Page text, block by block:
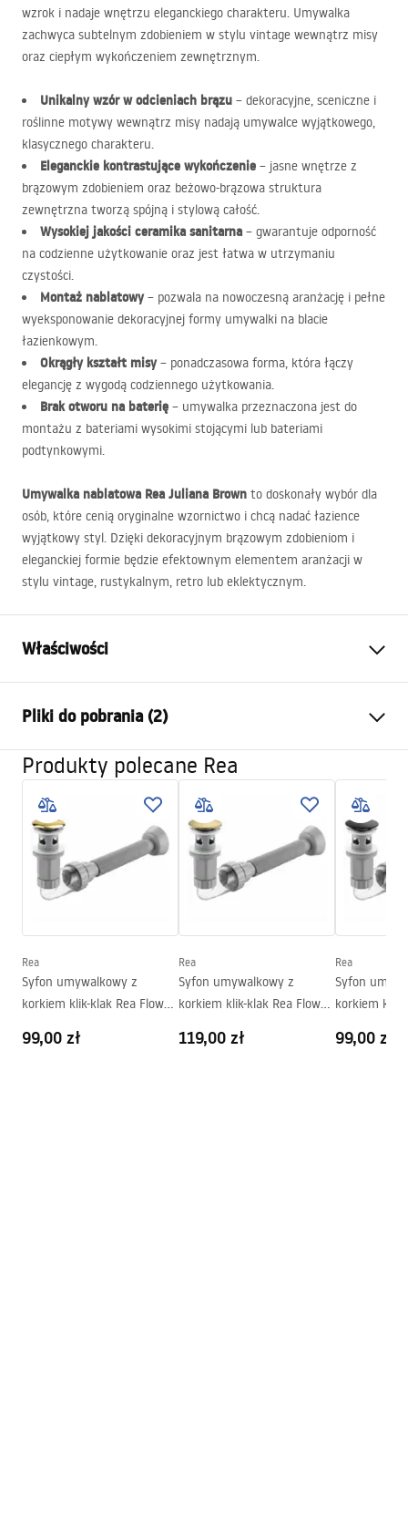
wzrok i nadaje wnętrzu eleganckiego charakteru. Umywalka
zachwyca subtelnym zdobieniem w stylu vintage wewnątrz misy
oraz ciepłym wykończeniem zewnętrznym.
Unikalny wzór w odcieniach brązu – dekoracyjne, sceniczne i
roślinne motywy wewnątrz misy nadają umywalce wyjątkowego,
klasycznego charakteru.
Eleganckie kontrastujące wykończenie – jasne wnętrze z
brązowym zdobieniem oraz beżowo-brązowa struktura
zewnętrzna tworzą spójną i stylową całość.
Wysokiej jakości ceramika sanitarna – gwarantuje odporność
na codzienne użytkowanie oraz jest łatwa w utrzymaniu
czystości.
Montaż nablatowy– pozwala na nowoczesną aranżację i pełne
wyeksponowanie dekoracyjnej formy umywalki na blacie
łazienkowym.
Okrągły kształt misy– ponadczasowa forma, która łączy
elegancję z wygodą codziennego użytkowania.
Brak otworu na baterię – umywalka przeznaczona jest do
montażu z bateriami wysokimi stojącymi lub bateriami
podtynkowymi.
Umywalka nablatowa Rea Juliana Brown to doskonały wybór dla
osób, które cenią oryginalne wzornictwo i chcą nadać łazience
wyjątkowy styl. Dzięki dekoracyjnym brązowym zdobieniom i
eleganckiej formie będzie efektownym elementem aranżacji w
stylu vintage, rustykalnym, retro lub eklektycznym.
Właściwości
Materiał:
Kolor:
Biały, Beżowy, Brązowy, Wzór
Wykończenie:
Matowe
Długość:
400
Szerokość (mm):
400
Wysokość (mm):
115mm
Głębokość (mm):
100
Otwór na baterię:
Otwór przelewowy
Nie
Pliki do pobrania (2)
Instrukcja montażu
Warunki gwarancji
Warranty_Terms_and_Conditions_Basins_-_5.pdf
Produkty polecane Rea
Rea
Syfon umywalkowy z
korkiem klik-klak Rea Flow
99,00 zł
Rea
Syfon umywalkowy z
korkiem klik-klak Rea Flow
119,00 zł
Rea
Syfon
korkiem klik-
99,00 zł